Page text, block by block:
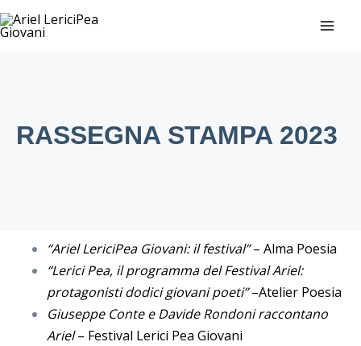
Vai
al
RASSEGNA STAMPA 2023
“Ariel LericiPea Giovani: il festival”– Alma Poesia
“Lerici Pea, il programma del Festival Ariel:
protagonisti dodici giovani poeti”–Atelier Poesia
Giuseppe Conte e Davide Rondoni raccontano
Ariel– Festival Lerici Pea Giovani